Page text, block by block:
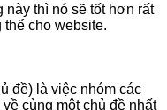
này thì nó sẽ tốt hơn rất
thể cho website.
đề) là việc nhóm các
cùng một chủ đề nhất